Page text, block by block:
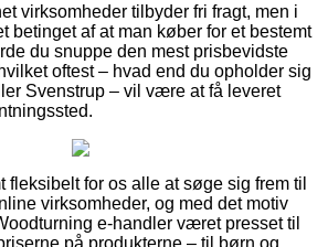
virksomheder tilbyder fri fragt, men i
betinget af at man køber for et bestemt
du snuppe den mest prisbevidste
oftest – hvad end du opholder sig
Svenstrup – vil være at få leveret
fleksibelt for os alle at søge sig frem til
virksomheder, og med det motiv
e-handler været presset til
på produkterne – til børn og